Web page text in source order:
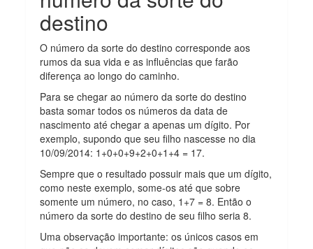
destino
O número da sorte do destino corresponde aos
rumos da sua vida e as influências que farão
diferença ao longo do caminho.
Para se chegar ao número da sorte do destino
basta somar todos os números da data de
nascimento até chegar a apenas um dígito. Por
exemplo, supondo que seu filho nascesse no dia
10/09/2014: 1+0+0+9+2+0+1+4 = 17.
Sempre que o resultado possuir mais que um dígito,
como neste exemplo, some-os até que sobre
somente um número, no caso, 1+7 = 8. Então o
número da sorte do destino de seu filho seria 8.
Uma observação importante: os únicos casos em